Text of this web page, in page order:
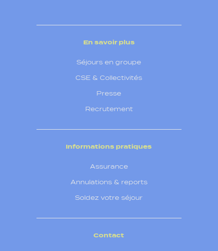
En savoir plus
Séjours en groupe
CSE & Collectivités
Presse
Recrutement
Informations pratiques
Assurance
Annulations & reports
Soldez votre séjour
Contact